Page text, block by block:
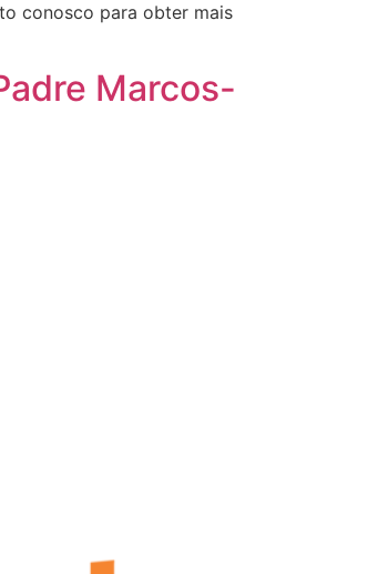
conosco para obter mais
Marcos-